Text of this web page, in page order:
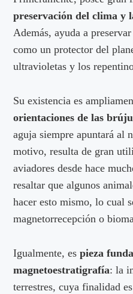
preservación del clima y
Además, ayuda a
como un protector del
ultravioletas y los
Su existencia es
orientaciones de las
aguja siempre apuntará al
motivo, resulta de gran
aviadores desde hace
resaltar que algunos
hacer esto mismo, lo cual
magnetorrecepción o
Igualmente, espieza
magnetoestratigrafía: la
terrestres, cuya finalidad